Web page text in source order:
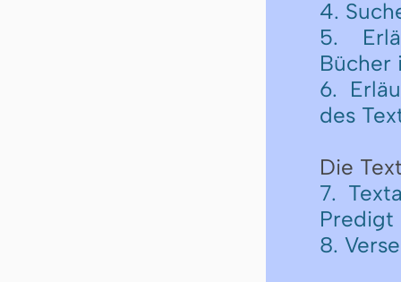
4.
5.
Bücher
6.
des
Die
7.
Predigt
8.